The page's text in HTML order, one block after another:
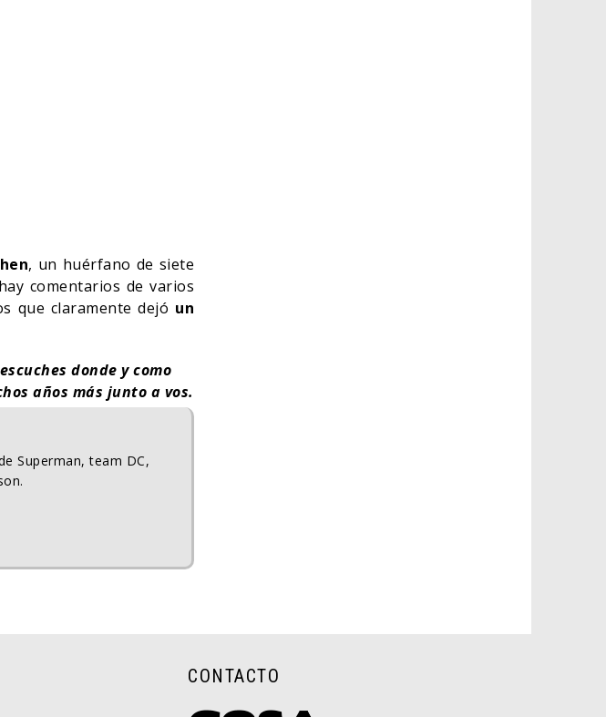
, un huérfano de siete
comentarios de varios
que claramente dejó un
donde y como
años más junto a vos.
Superman, team DC,
CONTACTO